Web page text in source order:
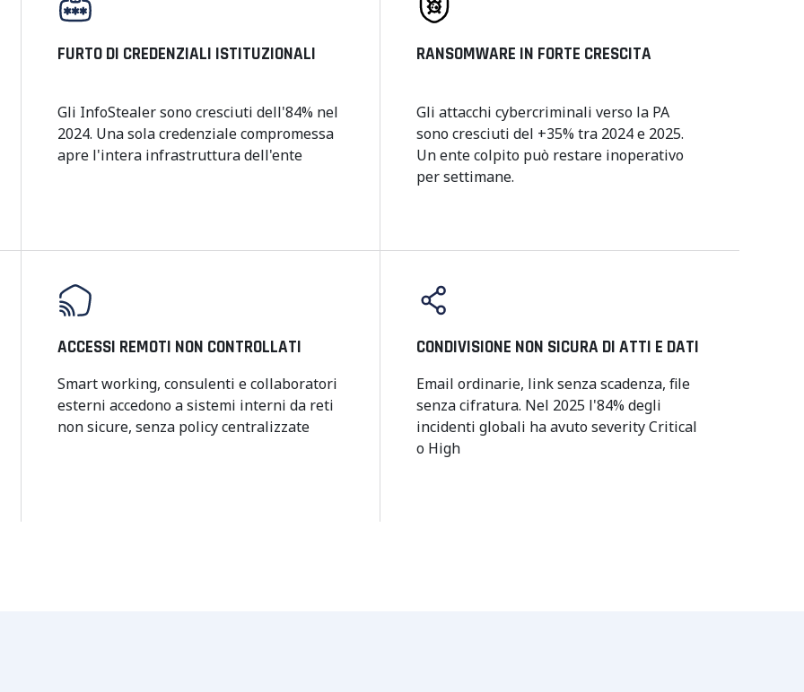
FURTO DI CREDENZIALI ISTITUZIONALI
Gli InfoStealer sono cresciuti dell'84% nel
2024. Una sola credenziale compromessa
apre l'intera infrastruttura dell'ente
RANSOMWARE IN FORTE CRESCITA
Gli attacchi cybercriminali verso la PA
sono cresciuti del +35% tra 2024 e 2025.
Un ente colpito può restare inoperativo
per settimane.
ACCESSI REMOTI NON CONTROLLATI
Smart working, consulenti e collaboratori
esterni accedono a sistemi interni da reti
non sicure, senza policy centralizzate
CONDIVISIONE NON SICURA DI ATTI E DATI
Email ordinarie, link senza scadenza, file
senza cifratura. Nel 2025 l'84% degli
incidenti globali ha avuto severity Critical
o High